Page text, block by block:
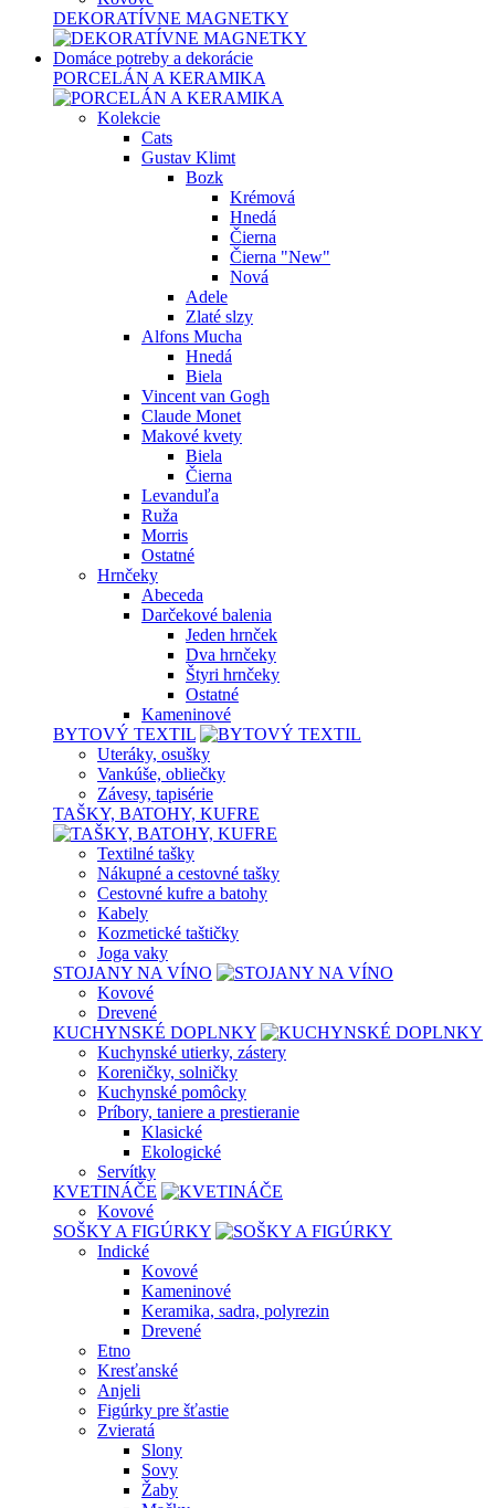
DEKORATÍVNE MAGNETKY
Domáce potreby a dekorácie
PORCELÁN A KERAMIKA
Kolekcie
Cats
Gustav Klimt
Bozk
Krémová
Hnedá
Čierna
Čierna "New"
Nová
Adele
Zlaté slzy
Alfons Mucha
Hnedá
Biela
Vincent van Gogh
Claude Monet
Makové kvety
Biela
Čierna
Levanduľa
Ruža
Morris
Ostatné
Hrnčeky
Abeceda
Darčekové balenia
Jeden hrnček
Dva hrnčeky
Štyri hrnčeky
Ostatné
Kameninové
BYTOVÝ TEXTIL
Uteráky, osušky
Vankúše, obliečky
Závesy, tapisérie
TAŠKY, BATOHY, KUFRE
Textilné tašky
Nákupné a cestovné tašky
Cestovné kufre a batohy
Kabely
Kozmetické taštičky
Joga vaky
STOJANY NA VÍNO
Kovové
Drevené
KUCHYNSKÉ DOPLNKY
Kuchynské utierky, zástery
Koreničky, solničky
Kuchynské pomôcky
Príbory, taniere a prestieranie
Klasické
Ekologické
Servítky
KVETINÁČE
Kovové
SOŠKY A FIGÚRKY
Indické
Kovové
Kameninové
Keramika, sadra, polyrezin
Drevené
Etno
Kresťanské
Anjeli
Figúrky pre šťastie
Zvieratá
Slony
Sovy
Žaby